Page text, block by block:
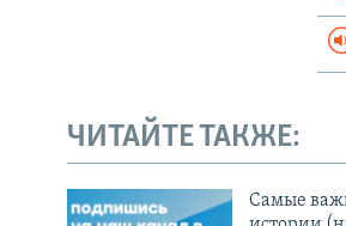
ЧИТАЙТЕ ТАКЖЕ:
Cамые